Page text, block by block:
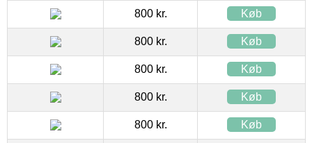
800 kr. Køb
800 kr. Køb
800 kr. Køb
800 kr. Køb
800 kr. Køb